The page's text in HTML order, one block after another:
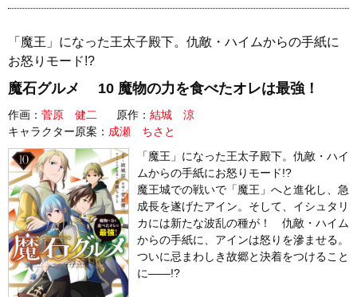
「魔王」になった王太子殿下。仇敵・ハイムからの手紙に
お怒りモード!?
魔石グルメ 10 魔物の力を食べたオレは最強！
作画： 菅原 健二 原作： 結城 涼
キャラクター原案： 成瀬 ちさと
「魔王」になった王太子殿下。仇敵・ハイ
ムからの手紙にお怒りモード!?
魔王城での戦いで「魔王」へと進化し、急
成長を遂げたアイン。そして、イシュタリ
カには新たな波乱の種が！ 仇敵・ハイム
からの手紙に、アインは怒りを滲ませる。
ついに忌まわしき故郷と決着をつけること
に――!?